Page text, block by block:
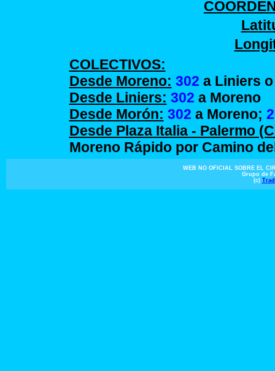
COLECTIVOS:
Desde Moreno: 302 a Liniers
Desde Liniers: 302 a Moreno
Desde Morón: 302 a Moreno;
Desde Plaza Italia - Palermo
Moreno Rápido por Camino
WEB NO OFICIAL SOBRE EL
Grupo de
(c)